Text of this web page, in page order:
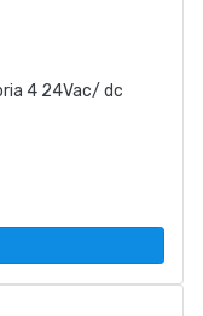
4 24Vac/ dc